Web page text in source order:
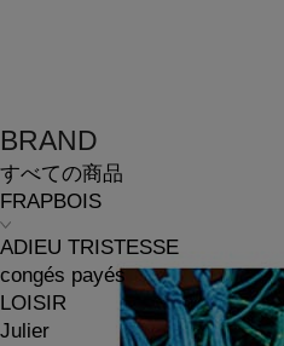
BRAND
すべての商品
FRAPBOIS
ADIEU TRISTESSE
congés payés
LOISIR
Julier